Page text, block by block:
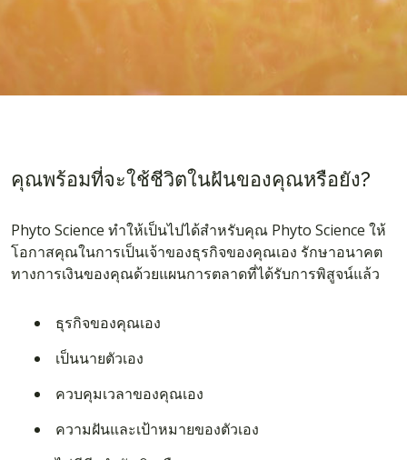
คุณพร้อมที่จะใช้ชีวิตในฝันของคุณหรือยัง?
Phyto Science ทำให้เป็นไปได้สำหรับคุณ Phyto Science ให้
โอกาสคุณในการเป็นเจ้าของธุรกิจของคุณเอง รักษาอนาคต
ทางการเงินของคุณด้วยแผนการตลาดที่ได้รับการพิสูจน์แล้ว
ธุรกิจของคุณเอง
เป็นนายตัวเอง
ควบคุมเวลาของคุณเอง
ความฝันและเป้าหมายของตัวเอง